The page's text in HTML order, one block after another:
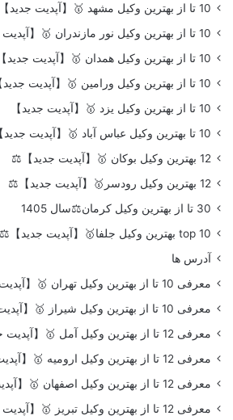
10 تا از بهترین وکیل مشهد 🥇【آپدیت جدید】⚖️
10 تا از بهترین وکیل نور مازندران 🥇【آپدیت جدید】
10 تا از بهترین وکیل همدان 🥇【آپدیت جدید】
10 تا از بهترین وکیل ورامین 🥇【آپدیت جدید】
10 تا از بهترین وکیل یزد 🥇【آپدیت جدید】
10 تا بهترین وکیل عباس آباد 🥇【آپدیت جدید】⚖️
12 بهترین وکیل بوکان 🥇【آپدیت جدید】⚖️
12 بهترین وکیل رودسر🥇【آپدیت جدید】⚖️
30 تا از بهترین وکیل کرمان⚖️سال 1405
top 10 بهترین وکیل جلفا🥇【آپدیت جدید】⚖️
آدرس ها
معرفی 10 تا از بهترین وکیل تهران 🥇【آپدیت جدید】⚖️
معرفی 10 تا از بهترین وکیل شیراز 🥇【آپدیت جدید】⚖️
معرفی 12 تا از بهترین وکیل آمل 🥇【آپدیت جدید】⚖️
معرفی 12 تا از بهترین وکیل ارومیه 🥇【آپدیت جدید】⚖️
معرفی 12 تا از بهترین وکیل اصفهان 🥇【آپدیت جدید】⚖️
معرفی 12 تا از بهترین وکیل تبریز 🥇【آپدیت جدید】⚖️